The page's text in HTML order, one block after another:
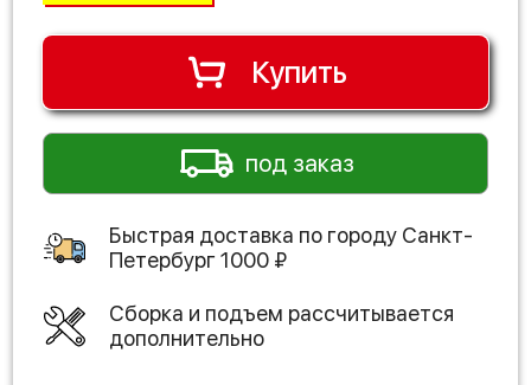
Купить
под заказ
Быстрая доставка по городу Санкт-
Петербург1000 ₽
Сборка и подъем рассчитывается
дополнительно